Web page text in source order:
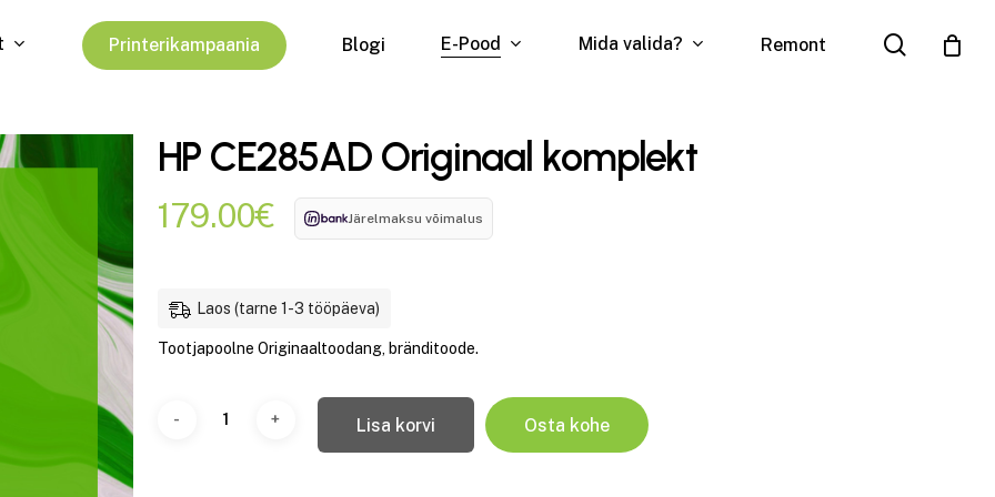
Printerikampaania Blogi E-Pood Mida valida? Remont search
HP CE285AD Originaal komplekt
179.00€ Järelmaksu võimalus
Laos (tarne 1-3 tööpäeva)
Tootjapoolne Originaaltoodang, bränditoode.
Lisa korvi Osta kohe